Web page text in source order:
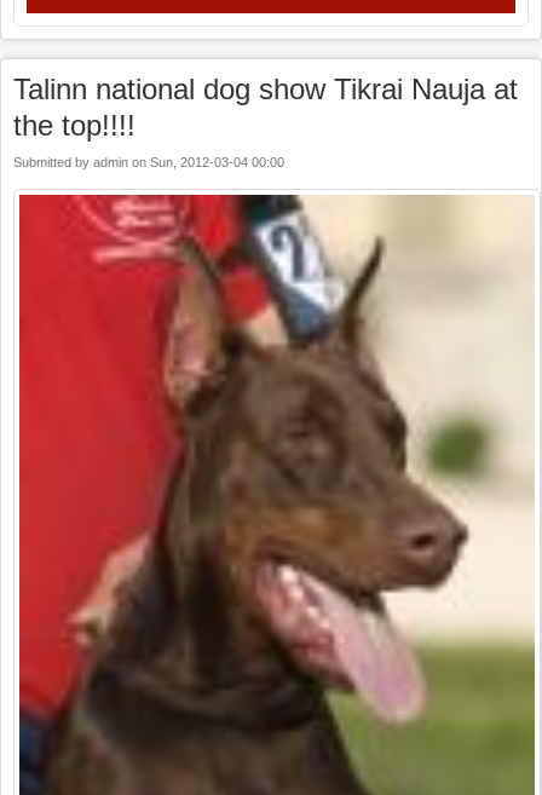
Talinn national dog show Tikrai Nauja at
the top!!!!
Submitted by admin on Sun, 2012-03-04 00:00